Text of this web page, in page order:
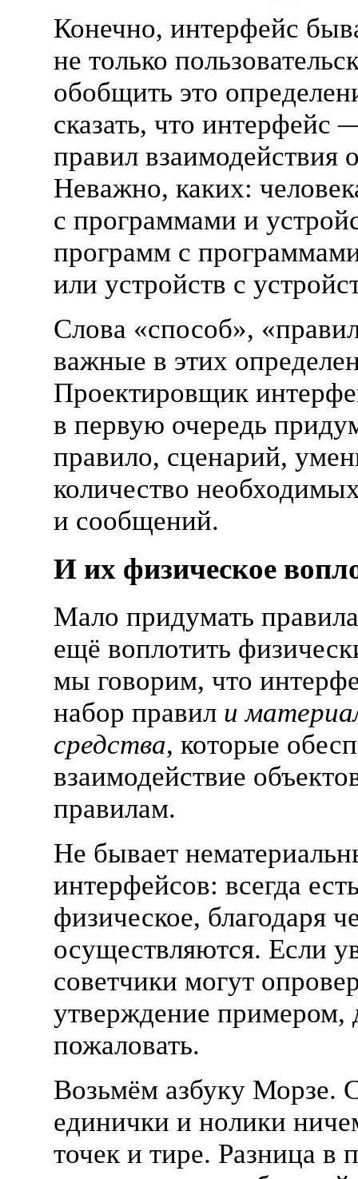
Конечно, интерфейс
не только
обобщить это
сказать, что интерфейс
правил взаимодействия
Неважно, каких:
с программами и
программ с
или устройств с
Слова «способ», «
важные в этих
Проектировщик
в первую очередь
правило, сценарий,
количество
и сообщений.
И их физическое
Мало придумать
ещё воплотить
мы говорим, что
набор правил и
средства, которые
взаимодействие
правилам.
Не бывает
интерфейсов: всегда
физическое, благодаря
осуществляются. Если
советчики могут
утверждение примером,
пожаловать.
Возьмём азбуку Морзе.
единички и нолики
точек и тире. Разница в